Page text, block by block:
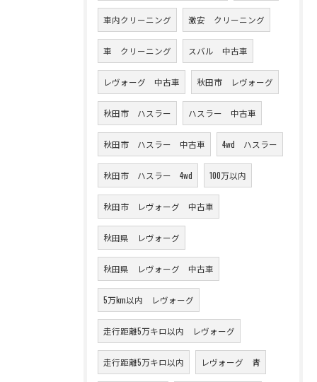
車内クリーニング 激安 クリーニング
車 クリーニング スバル 中古車
レヴォーグ 中古車 秋田市 レヴォーグ
秋田市 ハスラー ハスラー 中古車
秋田市 ハスラー 中古車 4wd ハスラー
秋田市 ハスラー 4wd 100万以内
秋田市 レヴォーグ 中古車
秋田県 レヴォーグ
秋田県 レヴォーグ 中古車
5万km以内 レヴォーグ
走行距離5万キロ以内 レヴォーグ
走行距離5万キロ以内 レヴォーグ 青